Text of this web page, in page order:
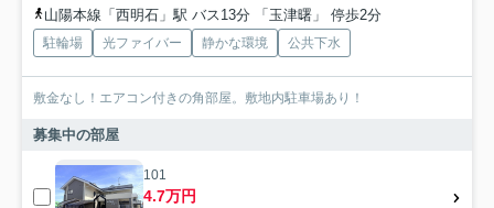
山陽本線「西明石」駅 バス13分 「玉津曙」 停歩2分
駐輪場 光ファイバー 静かな環境 公共下水
敷金なし！エアコン付きの角部屋。敷地内駐車場あり！
募集中の部屋
101
4.7万円